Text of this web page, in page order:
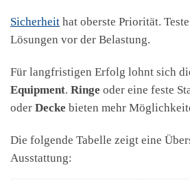
Sicherheit hat oberste Priorität.
Lösungen vor der Belastung.
Für langfristigen Erfolg lohnt sich
Equipment. Ringe oder eine feste
oder Decke bieten mehr
Die folgende Tabelle zeigt eine
Ausstattung: